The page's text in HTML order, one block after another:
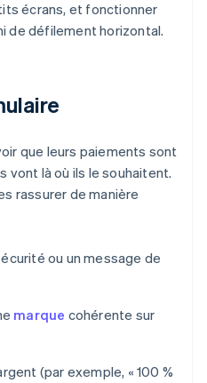
écrans, et fonctionner
de défilement horizontal.
que leurs paiements sont
vont là où ils le souhaitent.
rassurer de manière
ou un message de
marque cohérente sur
(par exemple, « 100 %